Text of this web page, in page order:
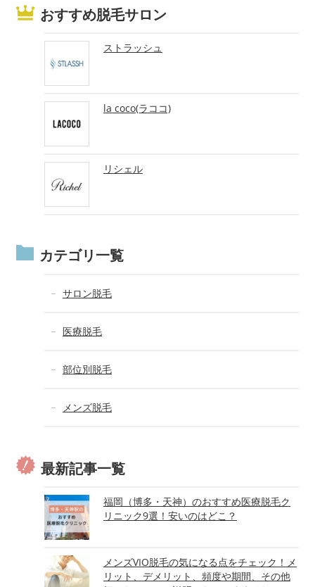
おすすめ脱毛サロン
ストラッシュ
la coco(ラココ)
リシェル
カテゴリ一覧
サロン脱毛
医療脱毛
部位別脱毛
メンズ脱毛
最新記事一覧
福岡（博多・天神）のおすすめ医療脱毛ク
リニック9選！安いのはどこ？
メンズVIO脱毛の気になる点をチェック！メ
リット、デメリット、頻度や期間、その他